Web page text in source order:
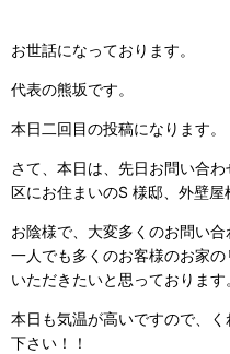
お世話になっております。
代表の熊坂です。
本日二回目の投稿になります。
さて、本日は、先日お問い合
区にお住まいのS 様邸、外壁屋
お陰様で、大変多くのお問い
一人でも多くのお客様のお家
いただきたいと思っております
本日も気温が高いですので、
下さい！！